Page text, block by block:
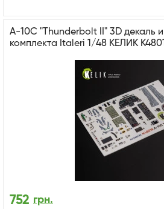
A-10C "Thunderbolt II" 3D декаль
комплекта Italeri 1/48 КЕЛИК
752 грн.